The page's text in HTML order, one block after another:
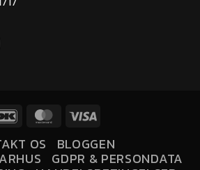
OS BLOGGEN
GDPR & PERSONDATA